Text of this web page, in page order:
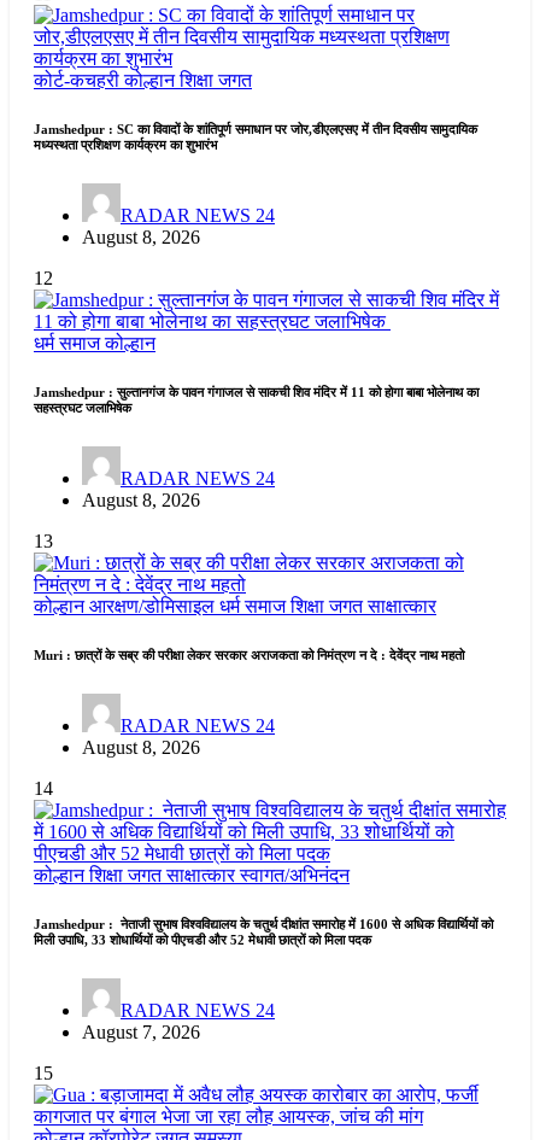
कोर्ट-कचहरीकोल्हानशिक्षा जगत
Jamshedpur : SC का विवादों के शांतिपूर्ण समाधान पर जोर,डीएलएसए में तीन दिवसीय सामुदायिक
मध्यस्थता प्रशिक्षण कार्यक्रम का शुभारंभ
RADAR NEWS 24
August 8, 2026
12
धर्म समाजकोल्हान
Jamshedpur : सुल्तानगंज के पावन गंगाजल से साकची शिव मंदिर में 11 को होगा बाबा भोलेनाथ का
सहस्त्रघट जलाभिषेक
RADAR NEWS 24
August 8, 2026
13
कोल्हानआरक्षण/डोमिसाइल धर्म समाजशिक्षा जगतसाक्षात्कार
Muri : छात्रों के सब्र की परीक्षा लेकर सरकार अराजकता को निमंत्रण न दे : देवेंद्र नाथ महतो
RADAR NEWS 24
August 8, 2026
14
कोल्हानशिक्षा जगतसाक्षात्कारस्वागत/अभिनंदन
Jamshedpur : नेताजी सुभाष विश्वविद्यालय के चतुर्थ दीक्षांत समारोह में 1600 से अधिक विद्यार्थियों को
मिली उपाधि, 33 शोधार्थियों को पीएचडी और 52 मेधावी छात्रों को मिला पदक
RADAR NEWS 24
August 7, 2026
15